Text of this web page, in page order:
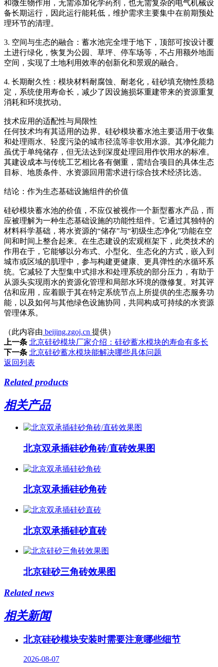
和微生物作用，无需添加化学药剂，也无需复杂的电气机械设
备长期运行，因此运行能耗低，维护需求主要集中在前期预处
理环节的清理。
3. 空间与生态的融合：蓄水池完全埋于地下，顶部可按设计覆
土进行绿化，恢复为公园、草坪、停车场等，不占用额外地面
空间，实现了土地利用效率的创新化和景观的融合。
4. 长期耐久性：模块材料耐腐蚀、耐老化，硅砂填充物性质稳
定，系统使用寿命长，减少了因设施损坏重建带来的资源重复
消耗和环境扰动。
技术应用的适配性与局限性
任何技术均有其适用的边界。硅砂模块蓄水池主要适用于收集
和处理雨水、轻度污染的城市径流等非饮用水源。其净化能力
虽优于单纯储存，但无法达到深度处理回用作饮用水的标准。
其建设成本与传统工艺相比各有侧重，需结合项目的具体生态
目标、地质条件、水资源回用需求进行综合技术经济比选。
结论：作为生态基础设施组件的价值
硅砂模块蓄水池的价值，不应仅被视作一个新型蓄水产品，而
应被理解为一种生态基础设施的功能性组件。它通过其独特的
材料科学基础，将水资源的“储存”与“初级生态净化”功能在空
间和时间上整合起来。在生态建设的宏观框架下，此类技术的
作用在于，它能够以分布式、小型化、生态化的方式，嵌入到
城市或区域的肌理中，参与构建更健康、更具弹性的水循环系
统。它减轻了大型集中式排水和处理系统的部分压力，有助于
从源头实现雨水的资源化管理和局部水环境的微修复。对其评
估和应用，应着眼于其在特定系统节点上所提供的生态服务功
能，以及如何与其他绿色设施协同，共同构成可持续的水资源
管理体系。
（此内容由 beijing.zgoj.cn 提供）
上一条 北京硅砂模块厂家介绍：硅砂蓄水模块的寿命有多长
下一条 北京硅砂蓄水模块能解决哪些具体问题
返回列表
Related products
相关产品
北京双承插硅砂角砖/直砖效果图
北京双承插硅砂角砖
北京双承插硅砂直砖
北京硅砂三角砖效果图
Related news
相关新闻
北京硅砂模块安装时需要注意哪些细节
2026-08-07